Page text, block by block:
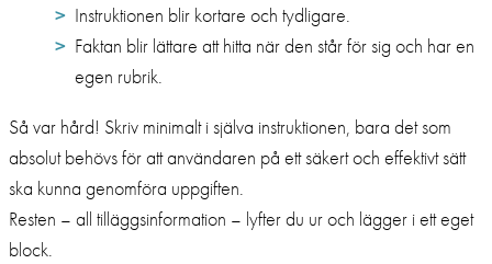
Instruktionen blir kortare och tydligare.
Faktan blir lättare att hitta när den står för sig och har en
egen rubrik.
Så var hård! Skriv minimalt i själva instruktionen, bara det som
absolut behövs för att användaren på ett säkert och effektivt sätt
ska kunna genomföra uppgiften.
Resten – all tilläggsinformation – lyfter du ur och lägger i ett eget
block.